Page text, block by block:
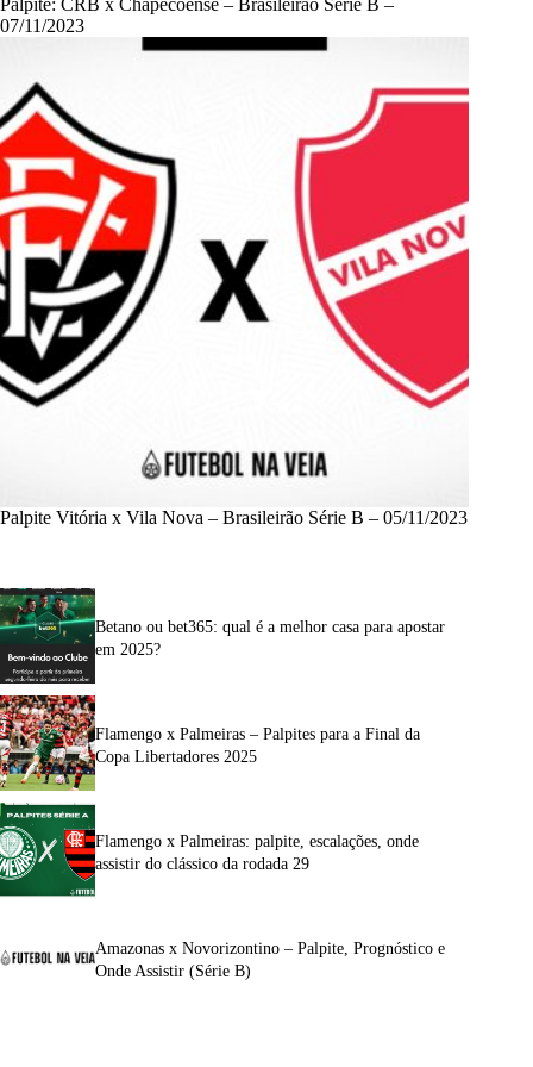
Palpite: CRB x Chapecoense – Brasileirão Série B –
07/11/2023
Palpite Vitória x Vila Nova – Brasileirão Série B – 05/11/2023
Betano ou bet365: qual é a melhor casa para apostar
em 2025?
Flamengo x Palmeiras – Palpites para a Final da
Copa Libertadores 2025
Flamengo x Palmeiras: palpite, escalações, onde
assistir do clássico da rodada 29
Amazonas x Novorizontino – Palpite, Prognóstico e
Onde Assistir (Série B)